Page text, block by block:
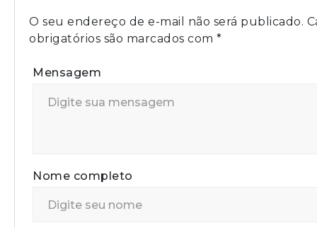
O seu endereço de e-mail não será publicado.
obrigatórios são marcados com *
Mensagem
Nome completo